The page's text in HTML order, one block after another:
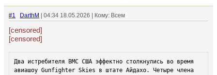
#1 DarthM | 04:34 18.05.2026 | Кому: Всем
[censored]
[censored]
Два истребителя ВМС США эффектно столкнулись во время
авиашоу Gunfighter Skies в штате Айдахо. Четыре члена